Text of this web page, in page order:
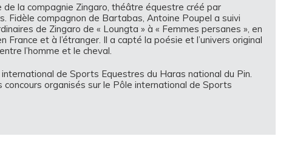
la compagnie Zingaro, théâtre équestre créé par
Fidèle compagnon de Bartabas, Antoine Poupel a suivi
de Zingaro de « Loungta » à « Femmes persanes », en
France et à l’étranger. Il a capté la poésie et l’univers original
l’homme et le cheval.
de Sports Equestres du Haras national du Pin.
organisés sur le Pôle international de Sports